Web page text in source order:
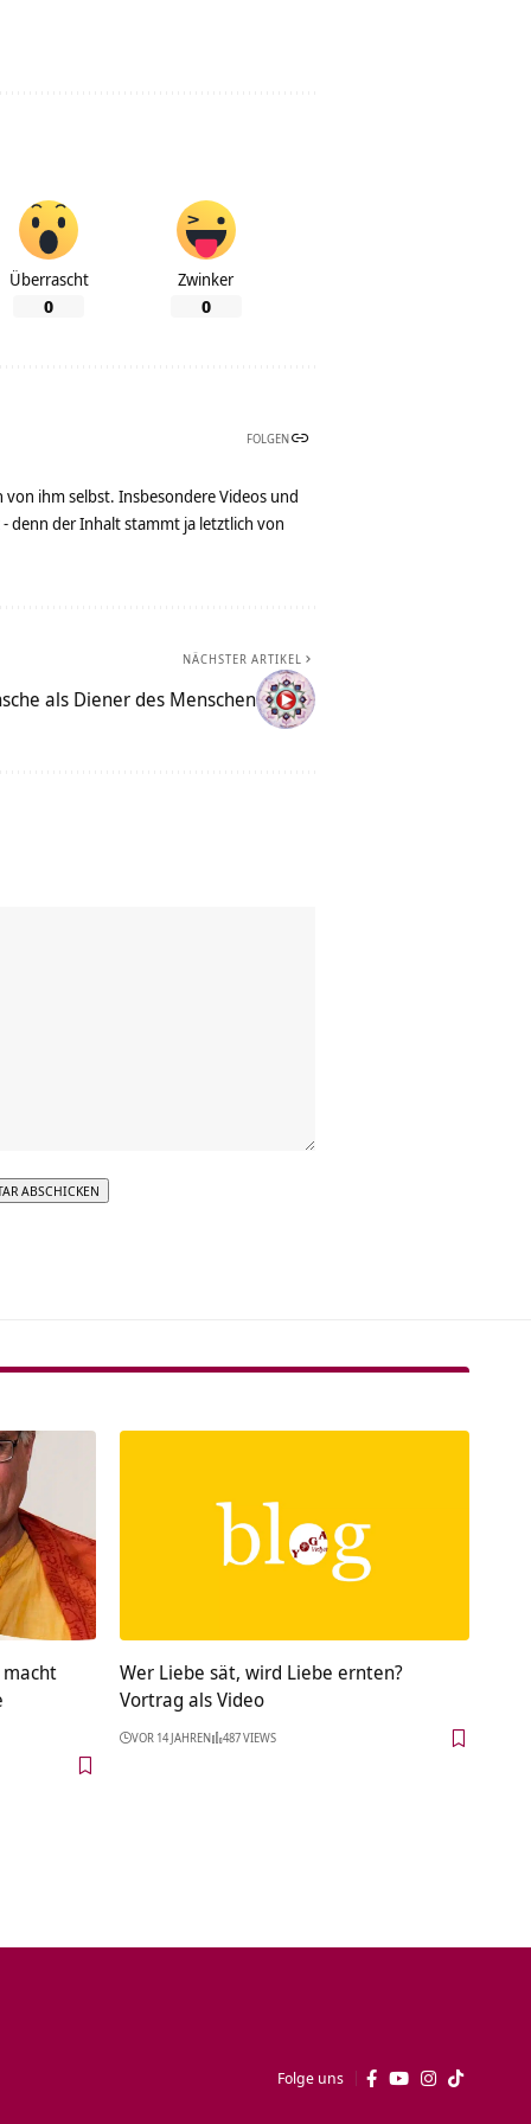
Überrascht
0
Zwinker
0
FOLGEN
ihm selbst. Insbesondere Videos und
denn der Inhalt stammt ja letztlich von
NÄCHSTER ARTIKEL
als Diener des Menschen
macht
Wer Liebe sät, wird Liebe ernten?
Vortrag als Video
VOR 14 JAHREN 487 VIEWS
Folge uns